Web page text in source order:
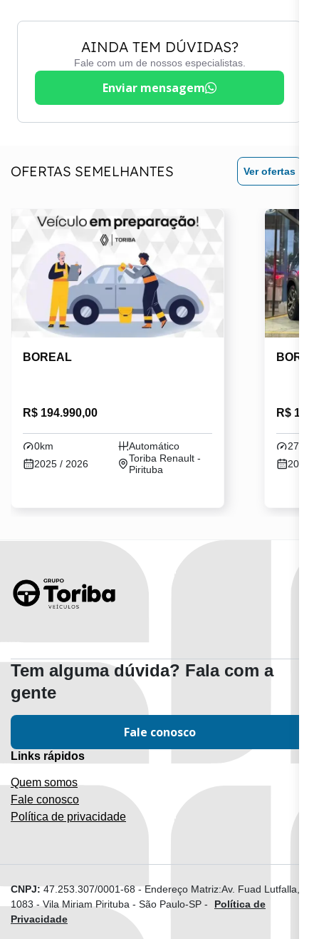
AINDA TEM DÚVIDAS?
Fale com um de nossos especialistas.
Enviar mensagem
OFERTAS SEMELHANTES Ver ofertas
BOREAL
R$ 194.990,00
0km
Automático
2025 / 2026
Toriba Renault -
Pirituba
R$
2025 /
Tem alguma dúvida? Fala com a
gente
Fale conosco
Links rápidos
Quem somos
Fale conosco
Política de privacidade
CNPJ:47.253.307/0001-68-Endereço Matriz:Av. Fuad Lutfalla,
1083 - Vila Miriam Pirituba - São Paulo-SP -
Política de
Privacidade